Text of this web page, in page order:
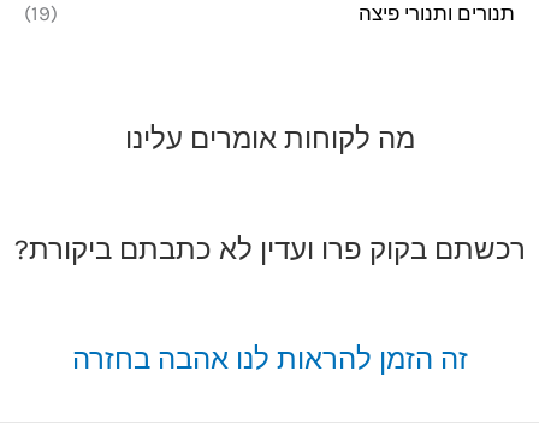
תנורים ותנורי פיצה (19)
מה לקוחות אומרים עלינו
רכשתם בקוק פרו ועדין לא כתבתם ביקורת?
זה הזמן להראות לנו אהבה בחזרה